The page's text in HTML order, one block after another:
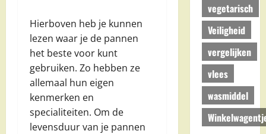
Hierboven heb je kunnen
lezen waar je de pannen
het beste voor kunt
gebruiken. Zo hebben ze
allemaal hun eigen
kenmerken en
specialiteiten. Om de
levensduur van je pannen
vegetarisch
Veiligheid
vergelijken
vlees
wasmiddel